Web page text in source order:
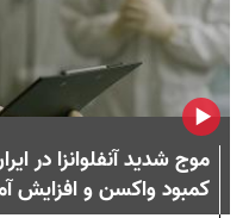
موج شدید آنفلوانزا در
کمبود واکسن و افزایش